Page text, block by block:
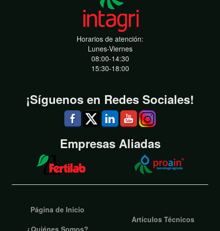
Horarios de atención:
Lunes-Viernes
08:00-14:30
15:30-18:00
¡Síguenos en Redes Sociales!
Empresas Aliadas
Página de Inicio
¿Quiénes Somos?
Artículos Técnicos